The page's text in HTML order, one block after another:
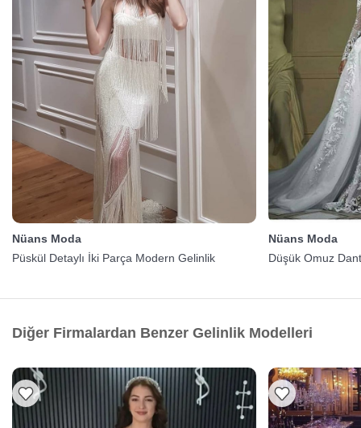
Nüans Moda
Püskül Detaylı İki Parça Modern Gelinlik
Nüans Moda
Düşük Omuz
Diğer Firmalardan Benzer Gelinlik Modelleri